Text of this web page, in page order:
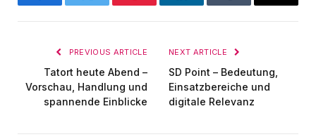
FacebookTwitter Pinterest LinkedInTumblr Email
PREVIOUS ARTICLE
Tatort heute Abend –
Vorschau, Handlung und
spannende Einblicke
NEXT ARTICLE
SD Point – Bedeutung,
Einsatzbereiche und
digitale Relevanz